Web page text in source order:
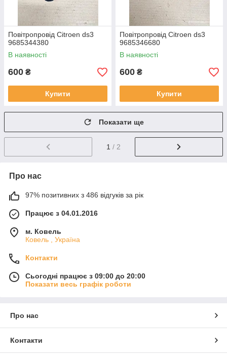
Повітропровід Citroen ds3
9685344380
В наявності
600 ₴
Купити
Повітропровід Citroen ds3
9685346680
В наявності
600 ₴
Купити
Показати ще
1 / 2
Про нас
97% позитивних з 486 відгуків за рік
Працює з 04.01.2016
м. Ковель
Ковель , Україна
Контакти
Сьогодні працює з 09:00 до 20:00
Показати весь графік роботи
Про нас
Контакти